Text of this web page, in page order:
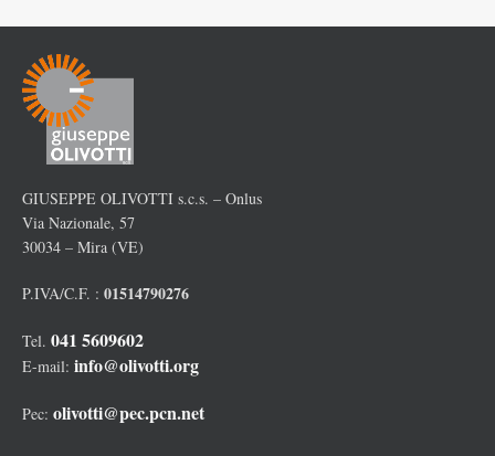
GIUSEPPE OLIVOTTI s.c.s. – Onlus
Via Nazionale, 57
30034 – Mira (VE)
P.IVA/C.F. : 01514790276
Tel. 041 5609602
E-mail: info@olivotti.org
Pec: olivotti@pec.pcn.net